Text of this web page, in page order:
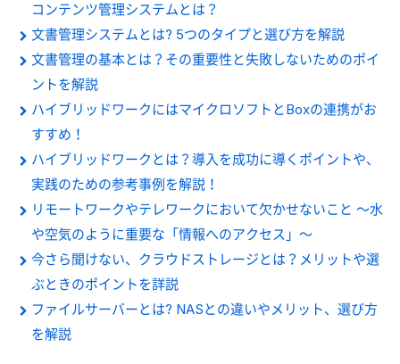
コンテンツ管理システムとは？
文書管理システムとは? 5つのタイプと選び方を解説
文書管理の基本とは？その重要性と失敗しないためのポイ
ントを解説
ハイブリッドワークにはマイクロソフトとBoxの連携がお
すすめ！
ハイブリッドワークとは？導入を成功に導くポイントや、
実践のための参考事例を解説！
リモートワークやテレワークにおいて欠かせないこと ～水
や空気のように重要な「情報へのアクセス」～
今さら聞けない、クラウドストレージとは？メリットや選
ぶときのポイントを詳説
ファイルサーバーとは? NASとの違いやメリット、選び方
を解説